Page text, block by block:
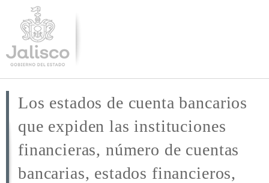
Los estados de cuenta bancarios
que expiden las instituciones
financieras, número de cuentas
bancarias, estados financieros,